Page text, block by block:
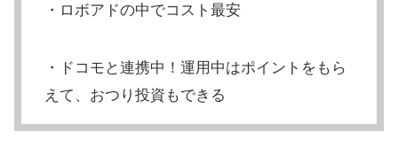
・ロボアドの中でコスト最安
・ドコモと連携中！運用中はポイントをもら
えて、おつり投資もできる